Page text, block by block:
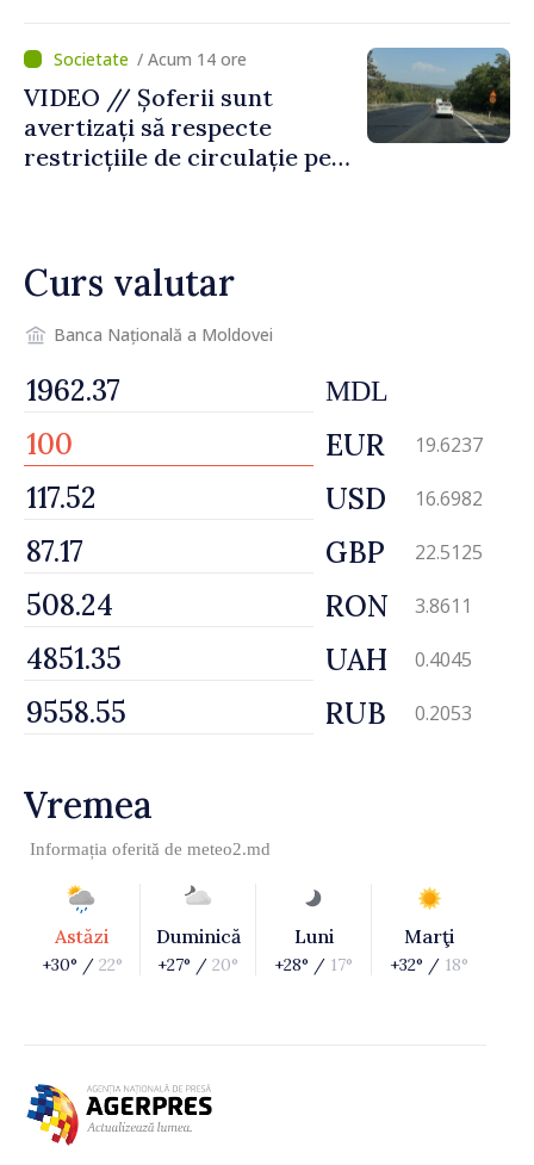
temporară de muncă
/ Acum 14 ore
VIDEO // Șoferii sunt
avertizați să respecte
restricțiile de circulație pe
Curs valutar
Banca Națională a Moldovei
MDL
EUR 19.6237
USD 16.6982
GBP 22.5125
RON 3.8611
UAH 0.4045
RUB 0.2053
Vremea
Informația oferită de meteo2.md
Astăzi
+30° / 22°
Duminică
+27° / 20°
Luni
+28° / 17°
Marţi
+32° / 18°